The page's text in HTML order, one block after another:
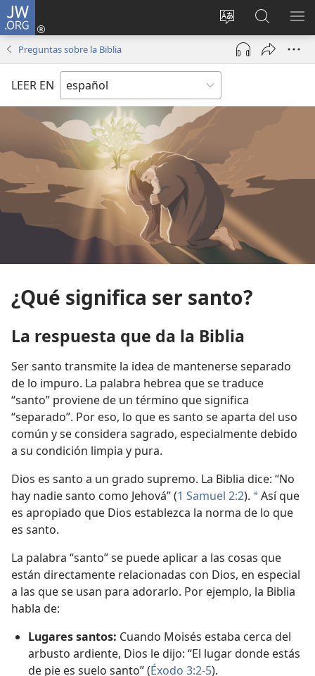
JW.ORG
Cambiar
idioma
del sitio
Iniciar
sesión
(abre
nueva
en
jw.org
Preguntas sobre la Biblia
LEER EN
¿Qué significa ser santo?
La respuesta que da la Biblia
Ser santo transmite la idea de mantenerse separado
de lo impuro. La palabra hebrea que se traduce
“santo” proviene de un término que significa
“separado”. Por eso, lo que es santo se aparta del uso
común y se considera sagrado, especialmente debido
a su condición limpia y pura.
Dios es santo a un grado supremo. La Biblia dice: “No
hay nadie santo como Jehová” (1 Samuel 2:2). aAsí que
es apropiado que Dios establezca la norma de lo que
es santo.
La palabra “santo” se puede aplicar a las cosas que
están directamente relacionadas con Dios, en especial
a las que se usan para adorarlo. Por ejemplo, la Biblia
habla de:
Lugares santos: Cuando Moisés estaba cerca del
arbusto ardiente, Dios le dijo: “El lugar donde estás
de pie es suelo santo” (Éxodo 3:2-5).